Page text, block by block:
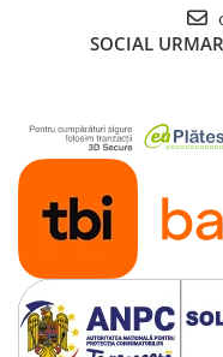
SOCIAL